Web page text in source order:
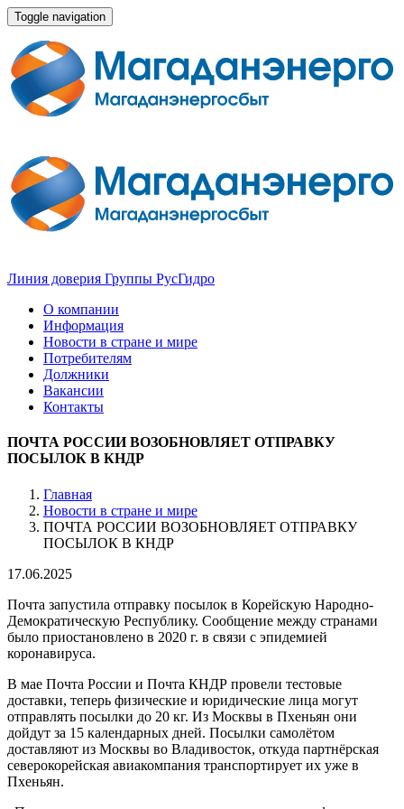
Toggle navigation
Линия доверия Группы РусГидро
О компании
Информация
Новости в стране и мире
Потребителям
Должники
Вакансии
Контакты
ПОЧТА РОССИИ ВОЗОБНОВЛЯЕТ ОТПРАВКУ
ПОСЫЛОК В КНДР
Главная
Новости в стране и мире
ПОЧТА РОССИИ ВОЗОБНОВЛЯЕТ ОТПРАВКУ
ПОСЫЛОК В КНДР
17.06.2025
Почта запустила отправку посылок в Корейскую Народно-
Демократическую Республику. Сообщение между странами
было приостановлено в 2020 г. в связи с эпидемией
коронавируса.
В мае Почта России и Почта КНДР провели тестовые
доставки, теперь физические и юридические лица могут
отправлять посылки до 20 кг. Из Москвы в Пхеньян они
дойдут за 15 календарных дней. Посылки самолётом
доставляют из Москвы во Владивосток, откуда партнёрская
северокорейская авиакомпания транспортирует их уже в
Пхеньян.